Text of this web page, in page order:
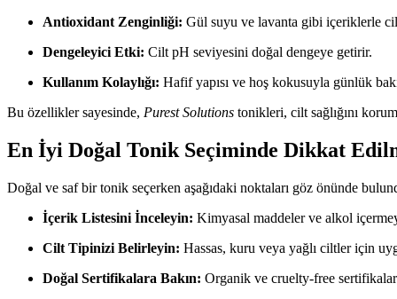
Antioxidant Zenginliği: Gül suyu ve lavanta gibi içeriklerle
Dengeleyici Etki: Cilt pH seviyesini doğal dengeye getirir.
Kullanım Kolaylığı: Hafif yapısı ve hoş kokusuyla günlük
Bu özellikler sayesinde, Purest Solutions tonikleri, cilt sağlığını
En İyi Doğal Tonik Seçiminde Dikkat
Doğal ve saf bir tonik seçerken aşağıdaki noktaları göz önünde
İçerik Listesini İnceleyin: Kimyasal maddeler ve alkol
Cilt Tipinizi Belirleyin: Hassas, kuru veya yağlı ciltler için
Doğal Sertifikalara Bakın: Organik ve cruelty-free